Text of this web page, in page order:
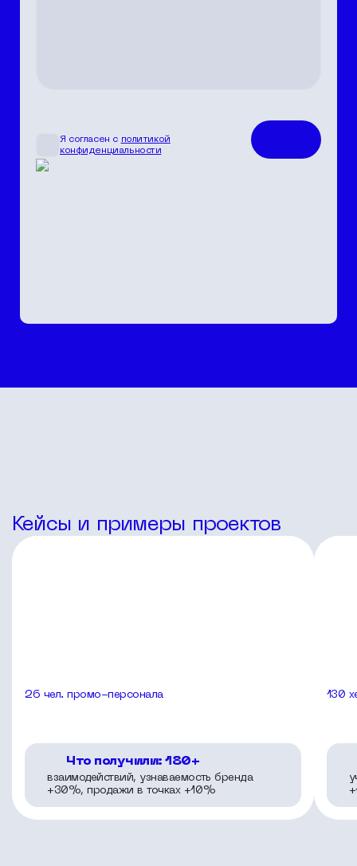
Я согласен с политикой
конфиденциальности
Кейсы и примеры проектов
26 чел. промо-персонала
Что получили: 180+
взаимодействий, узнаваемость бренда
+30%, продажи в точках +10%
130